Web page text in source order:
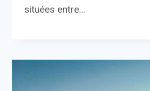
situées entre…